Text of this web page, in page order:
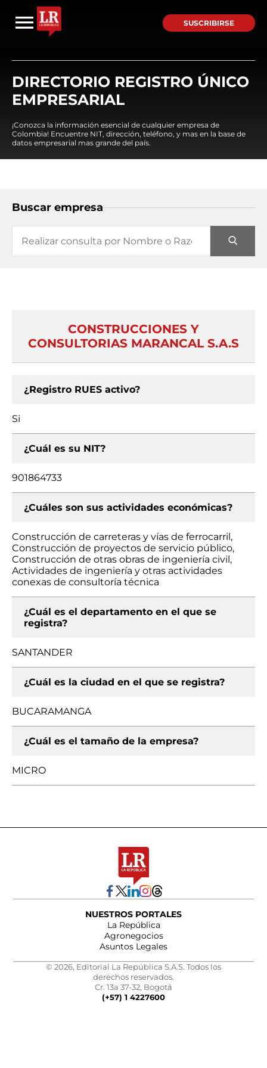
SUSCRIBIRSE
DIRECTORIO REGISTRO ÚNICO
EMPRESARIAL
¡Conozca la información esencial de cualquier empresa de
Colombia! Encuentre NIT, dirección, teléfono, y mas en la base de
datos empresarial mas grande del país.
Buscar empresa
CONSTRUCCIONES Y
CONSULTORIAS MARANCAL S.A.S
¿Registro RUES activo?
Si
¿Cuál es su NIT?
901864733
¿Cuáles son sus actividades económicas?
Construcción de carreteras y vías de ferrocarril,
Construcción de proyectos de servicio público,
Construcción de otras obras de ingeniería civil,
Actividades de ingeniería y otras actividades
conexas de consultoría técnica
¿Cuál es el departamento en el que se
registra?
SANTANDER
¿Cuál es la ciudad en el que se registra?
BUCARAMANGA
¿Cuál es el tamaño de la empresa?
MICRO
NUESTROS PORTALES
La República
Agronegocios
Asuntos Legales
© 2026, Editorial La República S.A.S. Todos los
derechos reservados.
Cr. 13a 37-32, Bogotá
(+57) 1 4227600